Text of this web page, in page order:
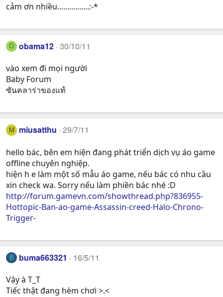
cảm ơn nhiều................:-*
O obama12 30/10/11
vào xem đi mọi người
Baby Forum
ซันคลาร่าของแท้
M miusatthu 29/7/11
hello bác, bên em hiện đang phát triển dịch vụ áo game
offline chuyên nghiệp.
hiện h e làm một số mẫu áo game, nếu bác có nhu cầu
xin check wa. Sorry nếu làm phiền bác nhé :D
http://forum.gamevn.com/showthread.php?836955-
Hottopic-Ban-ao-game-Assassin-creed-Halo-Chrono-
Trigger-
B buma663321 16/5/11
Vậy à T_T
Tiếc thật đang hèm chơi >.<